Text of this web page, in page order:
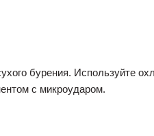
бурения. Используйте
с микроударом.